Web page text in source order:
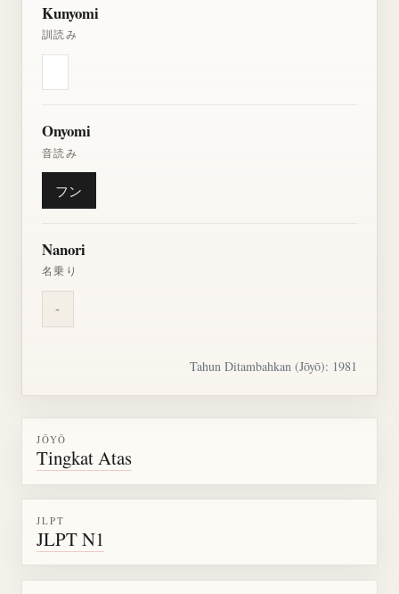
Kunyomi
訓読み
Onyomi
音読み
フン
Nanori
名乗り
-
Tahun Ditambahkan (Jōyō): 1981
JŌYŌ
Tingkat Atas
JLPT
JLPT N1